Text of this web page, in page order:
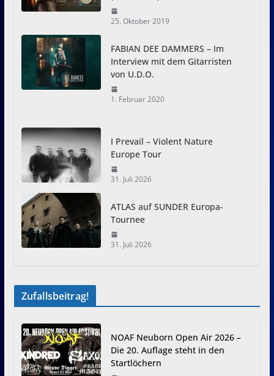
25. Oktober 2019
FABIAN DEE DAMMERS – Im
Interview mit dem Gitarristen
von U.D.O.
1. Februar 2020
I Prevail – Violent Nature
Europe Tour
31. Juli 2026
ATLAS auf SUNDER Europa-
Tournee
31. Juli 2026
Zufallsbeitrag!
NOAF Neuborn Open Air 2026 –
Die 20. Auflage steht in den
Startlöchern